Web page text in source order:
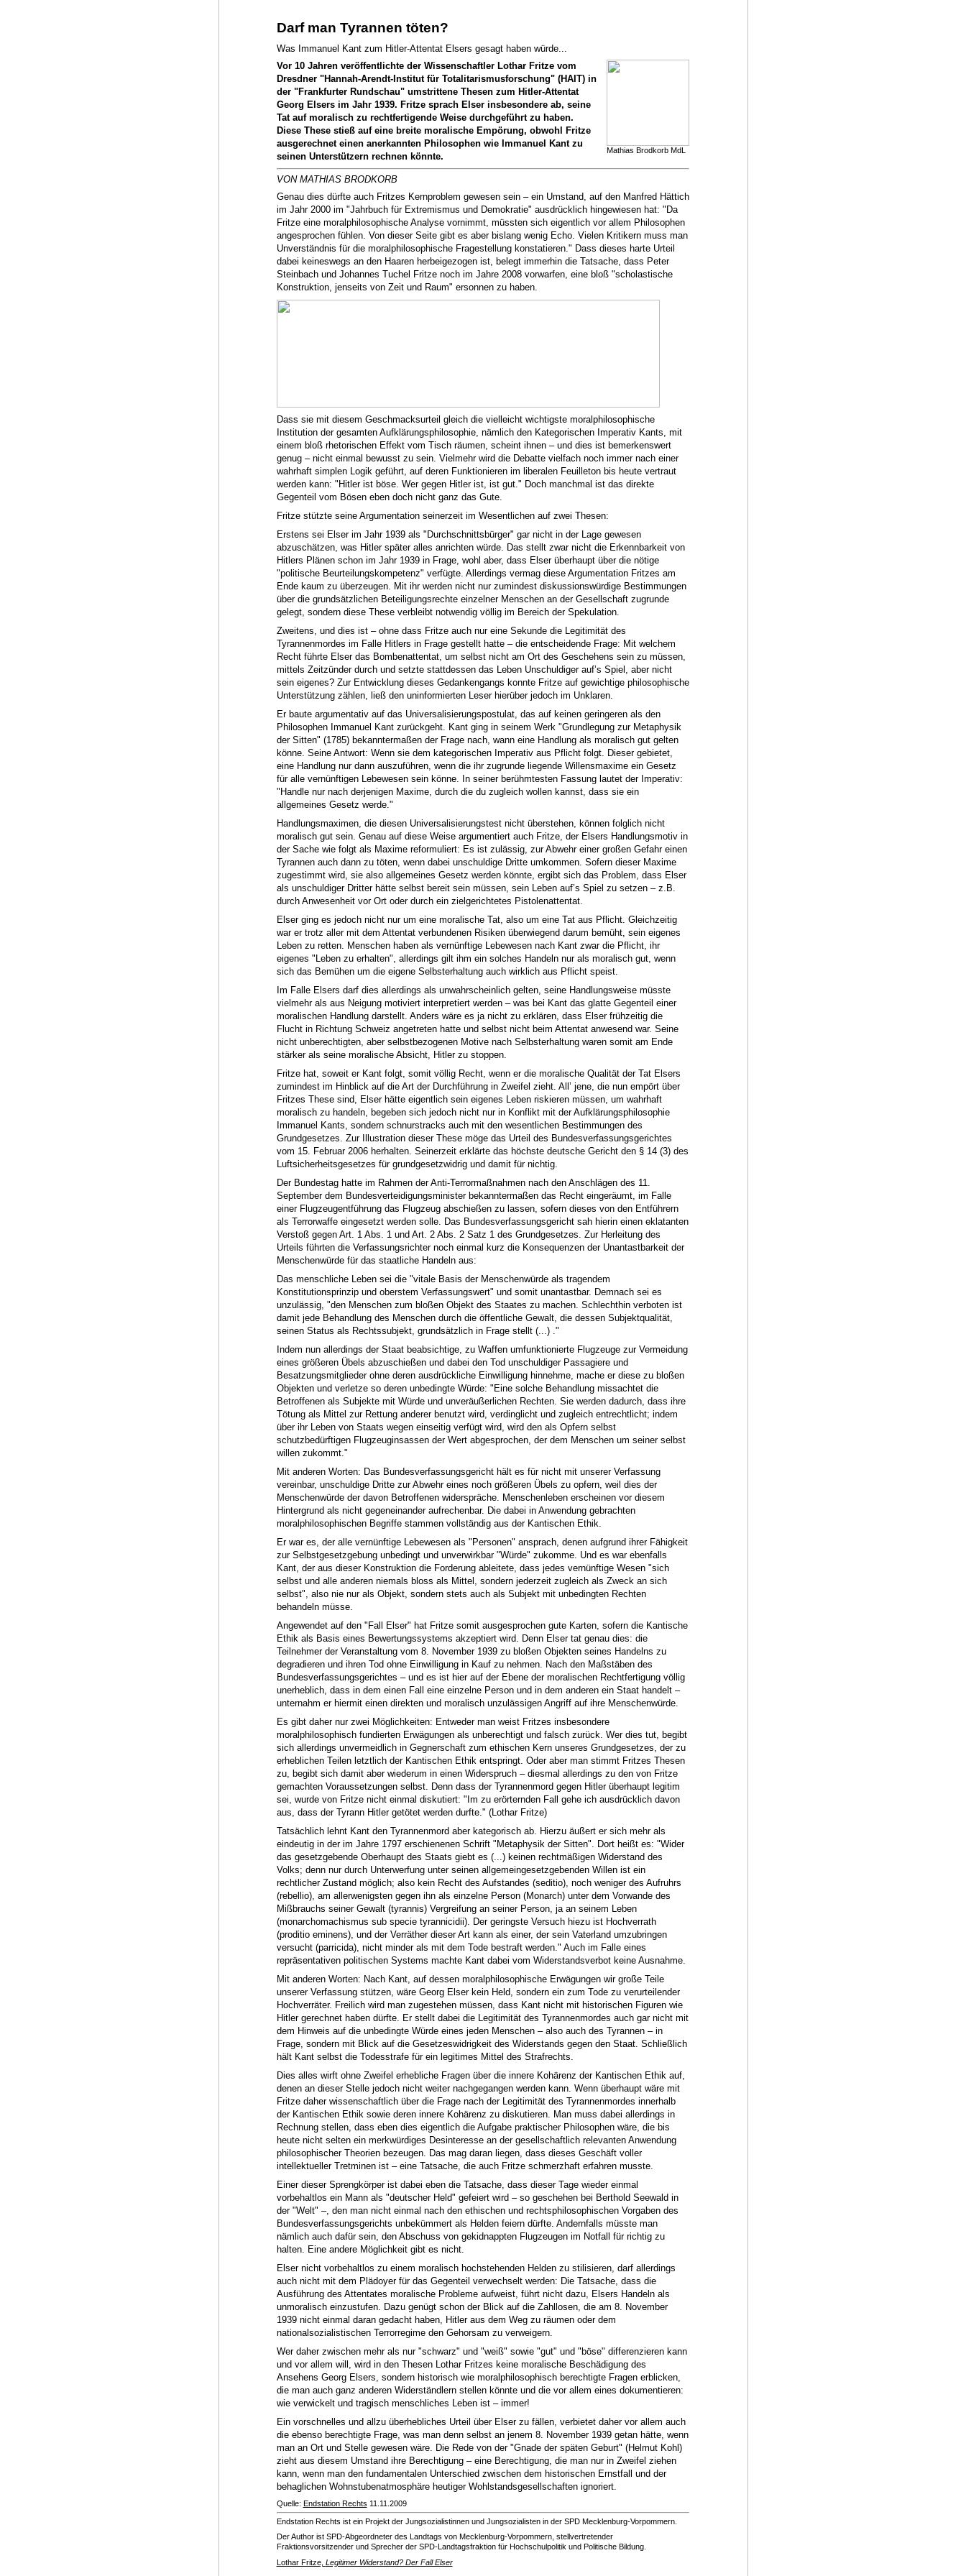
Darf man Tyrannen töten?
Was Immanuel Kant zum Hitler-Attentat Elsers gesagt haben würde...
Mathias Brodkorb MdL
Vor 10 Jahren veröffentlichte der Wissenschaftler Lothar Fritze vom
Dresdner "Hannah-Arendt-Institut für Totalitarismusforschung" (HAIT) in
der "Frankfurter Rundschau" umstrittene Thesen zum Hitler-Attentat
Georg Elsers im Jahr 1939. Fritze sprach Elser insbesondere ab, seine
Tat auf moralisch zu rechtfertigende Weise durchgeführt zu haben.
Diese These stieß auf eine breite moralische Empörung, obwohl Fritze
ausgerechnet einen anerkannten Philosophen wie Immanuel Kant zu
seinen Unterstützern rechnen könnte.
VON MATHIAS BRODKORB
Genau dies dürfte auch Fritzes Kernproblem gewesen sein – ein Umstand, auf den Manfred Hättich
im Jahr 2000 im "Jahrbuch für Extremismus und Demokratie" ausdrücklich hingewiesen hat: "Da
Fritze eine moralphilosophische Analyse vornimmt, müssten sich eigentlich vor allem Philosophen
angesprochen fühlen. Von dieser Seite gibt es aber bislang wenig Echo. Vielen Kritikern muss man
Unverständnis für die moralphilosophische Fragestellung konstatieren." Dass dieses harte Urteil
dabei keineswegs an den Haaren herbeigezogen ist, belegt immerhin die Tatsache, dass Peter
Steinbach und Johannes Tuchel Fritze noch im Jahre 2008 vorwarfen, eine bloß "scholastische
Konstruktion, jenseits von Zeit und Raum" ersonnen zu haben.
Dass sie mit diesem Geschmacksurteil gleich die vielleicht wichtigste moralphilosophische
Institution der gesamten Aufklärungsphilosophie, nämlich den Kategorischen Imperativ Kants, mit
einem bloß rhetorischen Effekt vom Tisch räumen, scheint ihnen – und dies ist bemerkenswert
genug – nicht einmal bewusst zu sein. Vielmehr wird die Debatte vielfach noch immer nach einer
wahrhaft simplen Logik geführt, auf deren Funktionieren im liberalen Feuilleton bis heute vertraut
werden kann: "Hitler ist böse. Wer gegen Hitler ist, ist gut." Doch manchmal ist das direkte
Gegenteil vom Bösen eben doch nicht ganz das Gute.
Fritze stützte seine Argumentation seinerzeit im Wesentlichen auf zwei Thesen:
Erstens sei Elser im Jahr 1939 als "Durchschnittsbürger" gar nicht in der Lage gewesen
abzuschätzen, was Hitler später alles anrichten würde. Das stellt zwar nicht die Erkennbarkeit von
Hitlers Plänen schon im Jahr 1939 in Frage, wohl aber, dass Elser überhaupt über die nötige
"politische Beurteilungskompetenz" verfügte. Allerdings vermag diese Argumentation Fritzes am
Ende kaum zu überzeugen. Mit ihr werden nicht nur zumindest diskussionswürdige Bestimmungen
über die grundsätzlichen Beteiligungsrechte einzelner Menschen an der Gesellschaft zugrunde
gelegt, sondern diese These verbleibt notwendig völlig im Bereich der Spekulation.
Zweitens, und dies ist – ohne dass Fritze auch nur eine Sekunde die Legitimität des
Tyrannenmordes im Falle Hitlers in Frage gestellt hatte – die entscheidende Frage: Mit welchem
Recht führte Elser das Bombenattentat, um selbst nicht am Ort des Geschehens sein zu müssen,
mittels Zeitzünder durch und setzte stattdessen das Leben Unschuldiger auf’s Spiel, aber nicht
sein eigenes? Zur Entwicklung dieses Gedankengangs konnte Fritze auf gewichtige philosophische
Unterstützung zählen, ließ den uninformierten Leser hierüber jedoch im Unklaren.
Er baute argumentativ auf das Universalisierungspostulat, das auf keinen geringeren als den
Philosophen Immanuel Kant zurückgeht. Kant ging in seinem Werk "Grundlegung zur Metaphysik
der Sitten" (1785) bekanntermaßen der Frage nach, wann eine Handlung als moralisch gut gelten
könne. Seine Antwort: Wenn sie dem kategorischen Imperativ aus Pflicht folgt. Dieser gebietet,
eine Handlung nur dann auszuführen, wenn die ihr zugrunde liegende Willensmaxime ein Gesetz
für alle vernünftigen Lebewesen sein könne. In seiner berühmtesten Fassung lautet der Imperativ:
"Handle nur nach derjenigen Maxime, durch die du zugleich wollen kannst, dass sie ein
allgemeines Gesetz werde."
Handlungsmaximen, die diesen Universalisierungstest nicht überstehen, können folglich nicht
moralisch gut sein. Genau auf diese Weise argumentiert auch Fritze, der Elsers Handlungsmotiv in
der Sache wie folgt als Maxime reformuliert: Es ist zulässig, zur Abwehr einer großen Gefahr einen
Tyrannen auch dann zu töten, wenn dabei unschuldige Dritte umkommen. Sofern dieser Maxime
zugestimmt wird, sie also allgemeines Gesetz werden könnte, ergibt sich das Problem, dass Elser
als unschuldiger Dritter hätte selbst bereit sein müssen, sein Leben auf’s Spiel zu setzen – z.B.
durch Anwesenheit vor Ort oder durch ein zielgerichtetes Pistolenattentat.
Elser ging es jedoch nicht nur um eine moralische Tat, also um eine Tat aus Pflicht. Gleichzeitig
war er trotz aller mit dem Attentat verbundenen Risiken überwiegend darum bemüht, sein eigenes
Leben zu retten. Menschen haben als vernünftige Lebewesen nach Kant zwar die Pflicht, ihr
eigenes "Leben zu erhalten", allerdings gilt ihm ein solches Handeln nur als moralisch gut, wenn
sich das Bemühen um die eigene Selbsterhaltung auch wirklich aus Pflicht speist.
Im Falle Elsers darf dies allerdings als unwahrscheinlich gelten, seine Handlungsweise müsste
vielmehr als aus Neigung motiviert interpretiert werden – was bei Kant das glatte Gegenteil einer
moralischen Handlung darstellt. Anders wäre es ja nicht zu erklären, dass Elser frühzeitig die
Flucht in Richtung Schweiz angetreten hatte und selbst nicht beim Attentat anwesend war. Seine
nicht unberechtigten, aber selbstbezogenen Motive nach Selbsterhaltung waren somit am Ende
stärker als seine moralische Absicht, Hitler zu stoppen.
Fritze hat, soweit er Kant folgt, somit völlig Recht, wenn er die moralische Qualität der Tat Elsers
zumindest im Hinblick auf die Art der Durchführung in Zweifel zieht. All’ jene, die nun empört über
Fritzes These sind, Elser hätte eigentlich sein eigenes Leben riskieren müssen, um wahrhaft
moralisch zu handeln, begeben sich jedoch nicht nur in Konflikt mit der Aufklärungsphilosophie
Immanuel Kants, sondern schnurstracks auch mit den wesentlichen Bestimmungen des
Grundgesetzes. Zur Illustration dieser These möge das Urteil des Bundesverfassungsgerichtes
vom 15. Februar 2006 herhalten. Seinerzeit erklärte das höchste deutsche Gericht den § 14 (3) des
Luftsicherheitsgesetzes für grundgesetzwidrig und damit für nichtig.
Der Bundestag hatte im Rahmen der Anti-Terrormaßnahmen nach den Anschlägen des 11.
September dem Bundesverteidigungsminister bekanntermaßen das Recht eingeräumt, im Falle
einer Flugzeugentführung das Flugzeug abschießen zu lassen, sofern dieses von den Entführern
als Terrorwaffe eingesetzt werden solle. Das Bundesverfassungsgericht sah hierin einen eklatanten
Verstoß gegen Art. 1 Abs. 1 und Art. 2 Abs. 2 Satz 1 des Grundgesetzes. Zur Herleitung des
Urteils führten die Verfassungsrichter noch einmal kurz die Konsequenzen der Unantastbarkeit der
Menschenwürde für das staatliche Handeln aus:
Das menschliche Leben sei die "vitale Basis der Menschenwürde als tragendem
Konstitutionsprinzip und oberstem Verfassungswert" und somit unantastbar. Demnach sei es
unzulässig, "den Menschen zum bloßen Objekt des Staates zu machen. Schlechthin verboten ist
damit jede Behandlung des Menschen durch die öffentliche Gewalt, die dessen Subjektqualität,
seinen Status als Rechtssubjekt, grundsätzlich in Frage stellt (...) ."
Indem nun allerdings der Staat beabsichtige, zu Waffen umfunktionierte Flugzeuge zur Vermeidung
eines größeren Übels abzuschießen und dabei den Tod unschuldiger Passagiere und
Besatzungsmitglieder ohne deren ausdrückliche Einwilligung hinnehme, mache er diese zu bloßen
Objekten und verletze so deren unbedingte Würde: "Eine solche Behandlung missachtet die
Betroffenen als Subjekte mit Würde und unveräußerlichen Rechten. Sie werden dadurch, dass ihre
Tötung als Mittel zur Rettung anderer benutzt wird, verdinglicht und zugleich entrechtlicht; indem
über ihr Leben von Staats wegen einseitig verfügt wird, wird den als Opfern selbst
schutzbedürftigen Flugzeuginsassen der Wert abgesprochen, der dem Menschen um seiner selbst
willen zukommt."
Mit anderen Worten: Das Bundesverfassungsgericht hält es für nicht mit unserer Verfassung
vereinbar, unschuldige Dritte zur Abwehr eines noch größeren Übels zu opfern, weil dies der
Menschenwürde der davon Betroffenen widerspräche. Menschenleben erscheinen vor diesem
Hintergrund als nicht gegeneinander aufrechenbar. Die dabei in Anwendung gebrachten
moralphilosophischen Begriffe stammen vollständig aus der Kantischen Ethik.
Er war es, der alle vernünftige Lebewesen als "Personen" ansprach, denen aufgrund ihrer Fähigkeit
zur Selbstgesetzgebung unbedingt und unverwirkbar "Würde" zukomme. Und es war ebenfalls
Kant, der aus dieser Konstruktion die Forderung ableitete, dass jedes vernünftige Wesen "sich
selbst und alle anderen niemals bloss als Mittel, sondern jederzeit zugleich als Zweck an sich
selbst", also nie nur als Objekt, sondern stets auch als Subjekt mit unbedingten Rechten
behandeln müsse.
Angewendet auf den "Fall Elser" hat Fritze somit ausgesprochen gute Karten, sofern die Kantische
Ethik als Basis eines Bewertungssystems akzeptiert wird. Denn Elser tat genau dies: die
Teilnehmer der Veranstaltung vom 8. November 1939 zu bloßen Objekten seines Handelns zu
degradieren und ihren Tod ohne Einwilligung in Kauf zu nehmen. Nach den Maßstäben des
Bundesverfassungsgerichtes – und es ist hier auf der Ebene der moralischen Rechtfertigung völlig
unerheblich, dass in dem einen Fall eine einzelne Person und in dem anderen ein Staat handelt –
unternahm er hiermit einen direkten und moralisch unzulässigen Angriff auf ihre Menschenwürde.
Es gibt daher nur zwei Möglichkeiten: Entweder man weist Fritzes insbesondere
moralphilosophisch fundierten Erwägungen als unberechtigt und falsch zurück. Wer dies tut, begibt
sich allerdings unvermeidlich in Gegnerschaft zum ethischen Kern unseres Grundgesetzes, der zu
erheblichen Teilen letztlich der Kantischen Ethik entspringt. Oder aber man stimmt Fritzes Thesen
zu, begibt sich damit aber wiederum in einen Widerspruch – diesmal allerdings zu den von Fritze
gemachten Voraussetzungen selbst. Denn dass der Tyrannenmord gegen Hitler überhaupt legitim
sei, wurde von Fritze nicht einmal diskutiert: "Im zu erörternden Fall gehe ich ausdrücklich davon
aus, dass der Tyrann Hitler getötet werden durfte." (Lothar Fritze)
Tatsächlich lehnt Kant den Tyrannenmord aber kategorisch ab. Hierzu äußert er sich mehr als
eindeutig in der im Jahre 1797 erschienenen Schrift "Metaphysik der Sitten". Dort heißt es: "Wider
das gesetzgebende Oberhaupt des Staats giebt es (...) keinen rechtmäßigen Widerstand des
Volks; denn nur durch Unterwerfung unter seinen allgemeingesetzgebenden Willen ist ein
rechtlicher Zustand möglich; also kein Recht des Aufstandes (seditio), noch weniger des Aufruhrs
(rebellio), am allerwenigsten gegen ihn als einzelne Person (Monarch) unter dem Vorwande des
Mißbrauchs seiner Gewalt (tyrannis) Vergreifung an seiner Person, ja an seinem Leben
(monarchomachismus sub specie tyrannicidii). Der geringste Versuch hiezu ist Hochverrath
(proditio eminens), und der Verräther dieser Art kann als einer, der sein Vaterland umzubringen
versucht (parricida), nicht minder als mit dem Tode bestraft werden." Auch im Falle eines
repräsentativen politischen Systems machte Kant dabei vom Widerstandsverbot keine Ausnahme.
Mit anderen Worten: Nach Kant, auf dessen moralphilosophische Erwägungen wir große Teile
unserer Verfassung stützen, wäre Georg Elser kein Held, sondern ein zum Tode zu verurteilender
Hochverräter. Freilich wird man zugestehen müssen, dass Kant nicht mit historischen Figuren wie
Hitler gerechnet haben dürfte. Er stellt dabei die Legitimität des Tyrannenmordes auch gar nicht mit
dem Hinweis auf die unbedingte Würde eines jeden Menschen – also auch des Tyrannen – in
Frage, sondern mit Blick auf die Gesetzeswidrigkeit des Widerstands gegen den Staat. Schließlich
hält Kant selbst die Todesstrafe für ein legitimes Mittel des Strafrechts.
Dies alles wirft ohne Zweifel erhebliche Fragen über die innere Kohärenz der Kantischen Ethik auf,
denen an dieser Stelle jedoch nicht weiter nachgegangen werden kann. Wenn überhaupt wäre mit
Fritze daher wissenschaftlich über die Frage nach der Legitimität des Tyrannenmordes innerhalb
der Kantischen Ethik sowie deren innere Kohärenz zu diskutieren. Man muss dabei allerdings in
Rechnung stellen, dass eben dies eigentlich die Aufgabe praktischer Philosophen wäre, die bis
heute nicht selten ein merkwürdiges Desinteresse an der gesellschaftlich relevanten Anwendung
philosophischer Theorien bezeugen. Das mag daran liegen, dass dieses Geschäft voller
intellektueller Tretminen ist – eine Tatsache, die auch Fritze schmerzhaft erfahren musste.
Einer dieser Sprengkörper ist dabei eben die Tatsache, dass dieser Tage wieder einmal
vorbehaltlos ein Mann als "deutscher Held" gefeiert wird – so geschehen bei Berthold Seewald in
der "Welt" –, den man nicht einmal nach den ethischen und rechtsphilosophischen Vorgaben des
Bundesverfassungsgerichts unbekümmert als Helden feiern dürfte. Andernfalls müsste man
nämlich auch dafür sein, den Abschuss von gekidnappten Flugzeugen im Notfall für richtig zu
halten. Eine andere Möglichkeit gibt es nicht.
Elser nicht vorbehaltlos zu einem moralisch hochstehenden Helden zu stilisieren, darf allerdings
auch nicht mit dem Plädoyer für das Gegenteil verwechselt werden: Die Tatsache, dass die
Ausführung des Attentates moralische Probleme aufweist, führt nicht dazu, Elsers Handeln als
unmoralisch einzustufen. Dazu genügt schon der Blick auf die Zahllosen, die am 8. November
1939 nicht einmal daran gedacht haben, Hitler aus dem Weg zu räumen oder dem
nationalsozialistischen Terrorregime den Gehorsam zu verweigern.
Wer daher zwischen mehr als nur "schwarz" und "weiß" sowie "gut" und "böse" differenzieren kann
und vor allem will, wird in den Thesen Lothar Fritzes keine moralische Beschädigung des
Ansehens Georg Elsers, sondern historisch wie moralphilosophisch berechtigte Fragen erblicken,
die man auch ganz anderen Widerständlern stellen könnte und die vor allem eines dokumentieren:
wie verwickelt und tragisch menschliches Leben ist – immer!
Ein vorschnelles und allzu überhebliches Urteil über Elser zu fällen, verbietet daher vor allem auch
die ebenso berechtigte Frage, was man denn selbst an jenem 8. November 1939 getan hätte, wenn
man an Ort und Stelle gewesen wäre. Die Rede von der "Gnade der späten Geburt" (Helmut Kohl)
zieht aus diesem Umstand ihre Berechtigung – eine Berechtigung, die man nur in Zweifel ziehen
kann, wenn man den fundamentalen Unterschied zwischen dem historischen Ernstfall und der
behaglichen Wohnstubenatmosphäre heutiger Wohlstandsgesellschaften ignoriert.
Quelle: Endstation Rechts 11.11.2009
Endstation Rechts ist ein Projekt der Jungsozialistinnen und Jungsozialisten in der SPD Mecklenburg-Vorpommern.
Der Author ist SPD-Abgeordneter des Landtags von Mecklenburg-Vorpommern, stellvertretender
Fraktionsvorsitzender und Sprecher der SPD-Landtagsfraktion für Hochschulpolitik und Politische Bildung.
Lothar Fritze, Legitimer Widerstand? Der Fall Elser